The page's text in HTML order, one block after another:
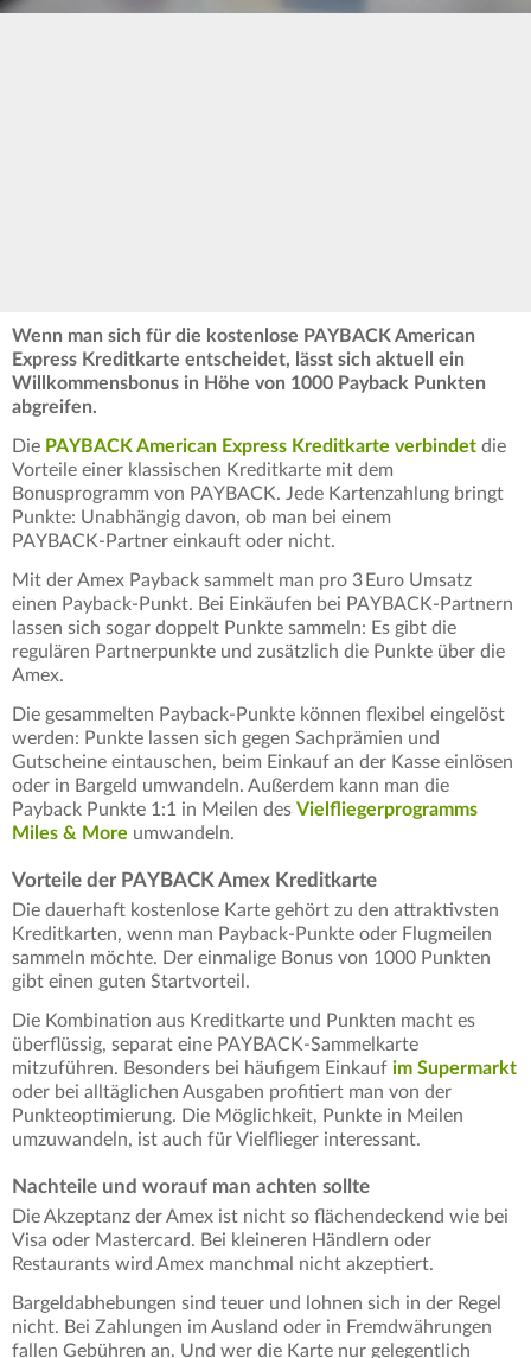
Wenn man sich für die kostenlose PAYBACK American
Express Kreditkarte entscheidet, lässt sich aktuell ein
Willkommensbonus in Höhe von 1000 Payback Punkten
abgreifen.
Die PAYBACK American Express Kreditkarte verbindet die
Vorteile einer klassischen Kreditkarte mit dem
Bonusprogramm von PAYBACK. Jede Kartenzahlung bringt
Punkte: Unabhängig davon, ob man bei einem
PAYBACK‑Partner einkauft oder nicht.
Mit der Amex Payback sammelt man pro 3 Euro Umsatz
einen Payback‑Punkt. Bei Einkäufen bei PAYBACK‑Partnern
lassen sich sogar doppelt Punkte sammeln: Es gibt die
regulären Partnerpunkte und zusätzlich die Punkte über die
Amex.
Die gesammelten Payback‑Punkte können flexibel eingelöst
werden: Punkte lassen sich gegen Sachprämien und
Gutscheine eintauschen, beim Einkauf an der Kasse einlösen
oder in Bargeld umwandeln. Außerdem kann man die
Payback Punkte 1:1 in Meilen des Vielfliegerprogramms
Miles & More umwandeln.
Vorteile der PAYBACK Amex Kreditkarte
Die dauerhaft kostenlose Karte gehört zu den attraktivsten
Kreditkarten, wenn man Payback-Punkte oder Flugmeilen
sammeln möchte. Der einmalige Bonus von 1000 Punkten
gibt einen guten Startvorteil.
Die Kombination aus Kreditkarte und Punkten macht es
überflüssig, separat eine PAYBACK‑Sammelkarte
mitzuführen. Besonders bei häufigem Einkauf im Supermarkt
oder bei alltäglichen Ausgaben profitiert man von der
Punkteoptimierung. Die Möglichkeit, Punkte in Meilen
umzuwandeln, ist auch für Vielflieger interessant.
Nachteile und worauf man achten sollte
Die Akzeptanz der Amex ist nicht so flächendeckend wie bei
Visa oder Mastercard. Bei kleineren Händlern oder
Restaurants wird Amex manchmal nicht akzeptiert.
Bargeldabhebungen sind teuer und lohnen sich in der Regel
nicht. Bei Zahlungen im Ausland oder in Fremdwährungen
fallen Gebühren an. Und wer die Karte nur gelegentlich